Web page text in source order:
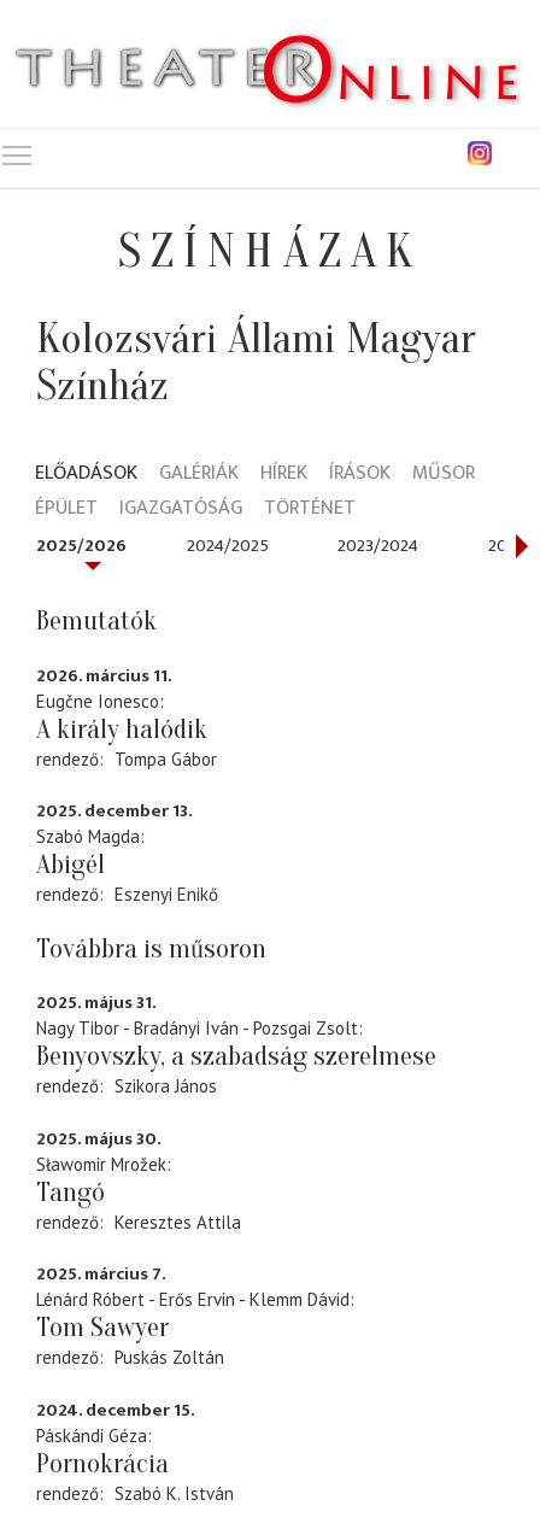
SZÍNHÁZAK
Kolozsvári Állami Magyar
Színház
ELŐADÁSOK GALÉRIÁK HÍREK ÍRÁSOK
MŰSOR
ÉPÜLET
IGAZGATÓSÁG TÖRTÉNET
2025/2026 2024/2025 2023/2024 2022/
Bemutatók
2026. március 11.
Eugčne Ionesco
A király halódik
rendező Tompa Gábor
2025. december 13.
Szabó Magda
Abigél
rendező Eszenyi Enikő
Továbbra is műsoron
2025. május 31.
Nagy Tibor - Bradányi Iván - Pozsgai Zsolt
Benyovszky, a szabadság szerelmese
rendező Szikora János
2025. május 30.
Sławomir Mrožek
Tangó
rendező Keresztes Attila
2025. március 7.
Lénárd Róbert - Erős Ervin - Klemm Dávid
Tom Sawyer
rendező Puskás Zoltán
2024. december 15.
Páskándi Géza
Pornokrácia
rendező Szabó K. István